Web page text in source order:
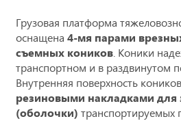
Грузовая платформа
оснащена 4-мя парами
съемных коников . Коники
транспортном и в раздвинутом
Внутренняя поверхность
резиновыми накладками для
(оболочки) транспортируемых